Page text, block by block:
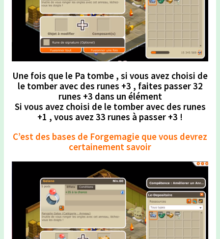
Une fois que le Pa tombe , si vous avez choisi de
le tomber avec des runes +3 , faites passer 32
runes +3 dans un élément
Si vous avez choisi de le tomber avec des runes
+1 , vous avez 33 runes à passer +3 !
C’est des bases de Forgemagie que vous devrez
certainement savoir